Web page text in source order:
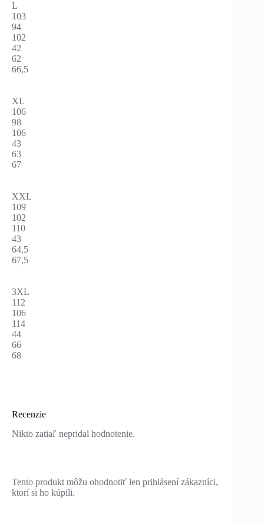
L
103
94
102
42
62
66,5
XL
106
98
106
43
63
67
XXL
109
102
110
43
64,5
67,5
3XL
112
106
114
44
66
68
Recenzie
Nikto zatiaľ nepridal hodnotenie.
Tento produkt môžu ohodnotiť len prihlásení zákazníci,
ktorí si ho kúpili.